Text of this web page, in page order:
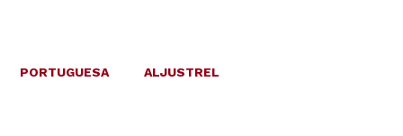
PORTUGUESA ALJUSTREL